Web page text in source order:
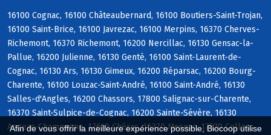
Afin de vous offrir la meilleure expérience possible, Biocoop utilise
16100 Cognac, 16100 Châteaubernard, 16100 Boutiers-Saint-Trojan,
16100 Saint-Brice, 16100 Javrezac, 16100 Merpins, 16370 Cherves-
Richemont, 16370 Richemont, 16200 Nercillac, 16130 Gensac-la-
Pallue, 16200 Julienne, 16130 Genté, 16100 Saint-Laurent-de-
Cognac, 16130 Ars, 16130 Gimeux, 16200 Réparsac, 16200 Bourg-
Charente, 16100 Louzac-Saint-André, 16100 Saint-André, 16130
Salles-d'Angles, 16200 Chassors, 17800 Salignac-sur-Charente,
16370 Saint-Sulpice-de-Cognac, 16200 Sainte-Sévère, 16130
Angeac-Champagne, 17610 Chérac, 16370 Mesnac, 17520 Celles,